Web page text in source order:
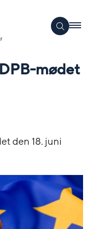
mødet
den 18. juni